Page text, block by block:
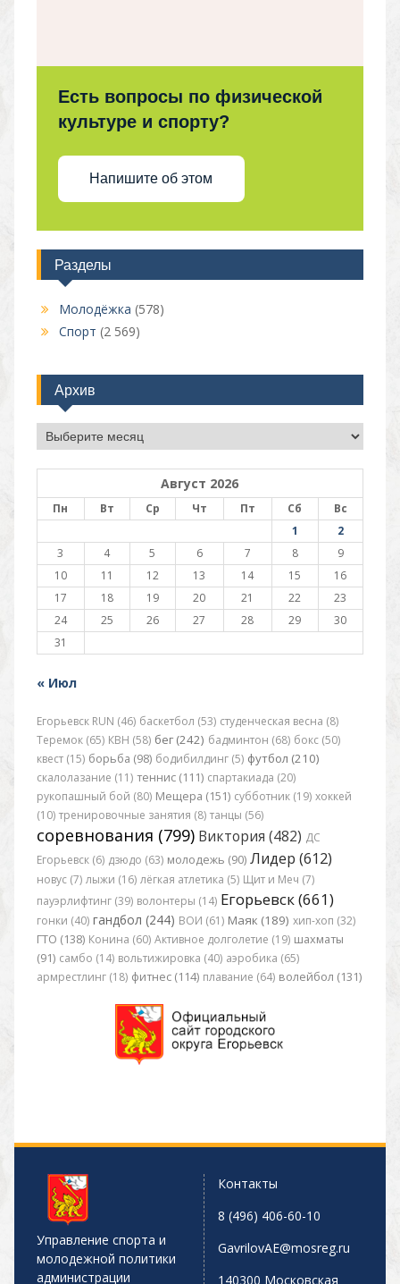
Есть вопросы по физической
культуре и спорту?
Напишите об этом
Разделы
Молодёжка (578)
Спорт (2 569)
Архив
Архив
Август 2026
Пн Вт Ср Чт Пт Сб
Вс
1
2
3
4 5 6 7 8
9
10
11 12 13 14 15
16
17
18 19 20 21 22
23
24
25 26 27 28 29
30
31
« Июл
Егорьевск RUN (46) баскетбол (53) студенческая весна (8)
Теремок (65) КВН (58) бег (242) бадминтон (68) бокс (50)
квест (15) борьба (98) бодибилдинг (5) футбол (210)
скалолазание (11) теннис (111) спартакиада (20)
рукопашный бой (80) Мещера (151) субботник (19) хоккей
(10) тренировочные занятия (8) танцы (56)
соревнования (799) Виктория (482) ДС
Егорьевск (6) дзюдо (63) молодежь (90) Лидер (612)
новус (7) лыжи (16) лёгкая атлетика (5) Щит и Меч (7)
пауэрлифтинг (39) волонтеры (14) Егорьевск (661)
гонки (40) гандбол (244) ВОИ (61) Маяк (189) хип-хоп (32)
ГТО (138) Конина (60) Активное долголетие (19) шахматы
(91) самбо (14) вольтижировка (40) аэробика (65)
армрестлинг (18) фитнес (114) плавание (64) волейбол (131)
Управление спорта и
молодежной политики
администрации
Контакты
8 (496) 406-60-10
GavrilovAE@mosreg.ru
140300 Московская